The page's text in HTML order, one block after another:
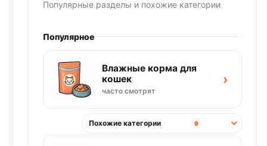
Популярные разделы и похожие категории
Популярное
Влажные корма для
кошек
часто смотрят
›
Похожие категории 9